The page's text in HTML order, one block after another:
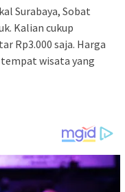
Surabaya, Sobat
Kalian cukup
Rp3.000 saja. Harga
wisata yang